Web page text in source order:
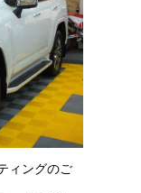
ィングのご